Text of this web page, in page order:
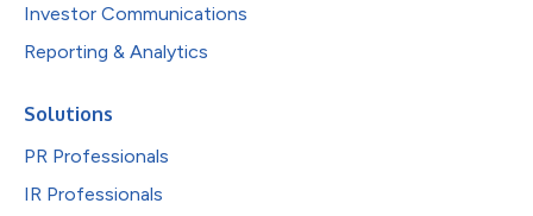
Investor Communications
Reporting & Analytics
Solutions
PR Professionals
IR Professionals